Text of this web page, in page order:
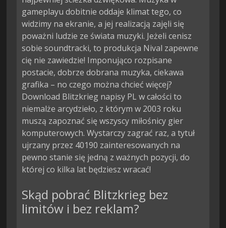
gameplayu dobitnie oddaje klimat tego, co
widzimy na ekranie, a jej realizacją zajęli się
poważni ludzie ze świata muzyki. Jeżeli cenisz
sobie soundtracki, to produkcja Nival zapewne
cię nie zawiedzie! Imponująco rozpisane
postacie, dobrze dobrana muzyka, ciekawa
grafika – no czego można chcieć więcej?
Download Blitzkrieg napisy PL w całości to
niemalże arcydzieło, z którym w 2003 roku
muszą zapoznać się wszyscy miłośnicy gier
komputerowych. Wystarczy zagrać raz, a tytuł
ujrzany przez 40190 zainteresowanych na
pewno stanie się jedną z ważnych pozycji, do
której co kilka lat będziesz wracać!
Skąd pobrać Blitzkrieg bez
limitów i bez reklam?